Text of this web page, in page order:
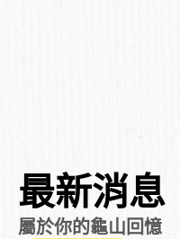
最新消息
屬於你的龜山回憶